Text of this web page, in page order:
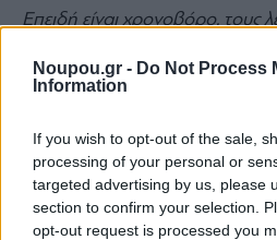
Noupou.gr - Do Not Process
Information
If you wish to opt-out of the sale,
processing of your personal or
targeted advertising by us, please
section to confirm your selection.
opt-out request is processed you
Επειδή είναι χρονοβόρο, τους
προετοιμασμένος»
, λέει ο
Καθώς μου εξηγούν τον
χειροποίητο μυζιθροπιτάκι με
ήρθε πριν λίγες μέρες από την